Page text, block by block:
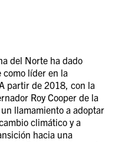
del Norte ha dado
como líder en la
partir de 2018, con la
Roy Cooper de la
llamamiento a adoptar
climático y a
hacia una